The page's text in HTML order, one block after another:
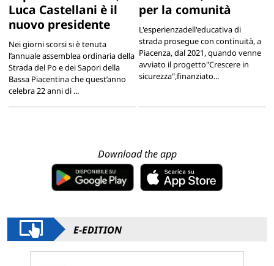
Luca Castellani è il
nuovo presidente
Nei giorni scorsi si è tenuta
l’annuale assemblea ordinaria della
Strada del Po e dei Sapori della
Bassa Piacentina che quest’anno
celebra 22 anni di ...
per la comunità
L'esperienzadell'educativa di
strada prosegue con continuità, a
Piacenza, dal 2021, quando venne
avviato il progetto"Crescere in
sicurezza",finanziato...
Download the app
E-EDITION